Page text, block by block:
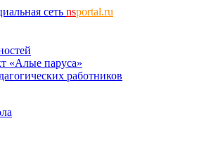
сеть nsportal.ru
«Алые паруса»
работников